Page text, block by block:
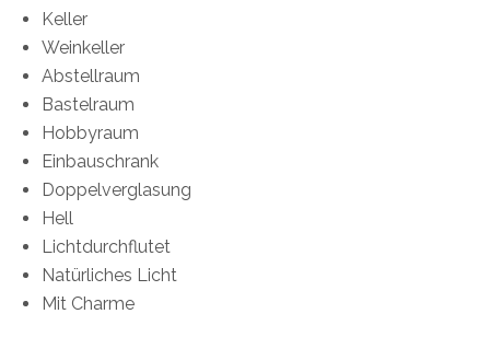
Keller
Weinkeller
Abstellraum
Bastelraum
Hobbyraum
Einbauschrank
Doppelverglasung
Hell
Lichtdurchflutet
Natürliches Licht
Mit Charme